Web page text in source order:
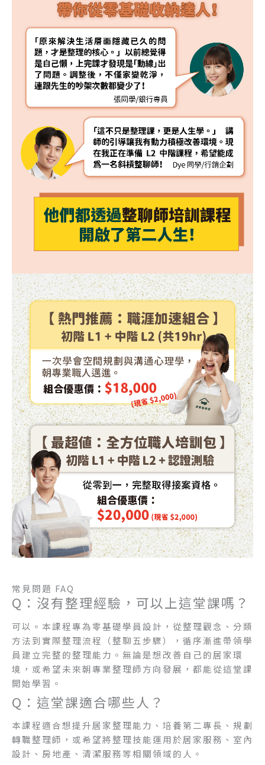
常見問題 FAQ
Q：沒有整理經驗，可以上這堂課嗎？
可以。本課程專為零基礎學員設計，從整理觀念、分類
方法到實際整理流程（整聊五步驟），循序漸進帶領學
員建立完整的整理能力。無論是想改善自己的居家環
境，或希望未來朝專業整理師方向發展，都能從這堂課
開始學習。
Q：這堂課適合哪些人？
本課程適合想提升居家整理能力、培養第二專長、規劃
轉職整理師，或希望將整理技能運用於居家服務、室內
設計、房地產、清潔服務等相關領域的人。